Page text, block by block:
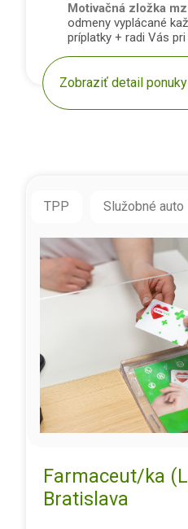
Motivačná zložka
odmeny vyplácané
príplatky + radi Vás
Zobraziť detail ponuky
TPP Služobné auto
Farmaceut/ka
Bratislava